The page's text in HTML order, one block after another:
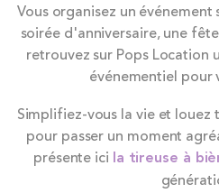
Vous organisez un événement
soirée d'anniversaire, une
retrouvez sur Pops Location
événementiel pour
Simplifiez-vous la vie et louez
pour passer un moment
présente ici la tireuse à